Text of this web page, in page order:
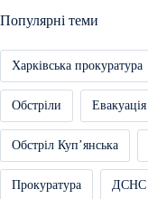
Популярні теми
Харківська прокуратура
Обстріли Евакуація
Обстріл Купʼянська
Прокуратура ДСНС